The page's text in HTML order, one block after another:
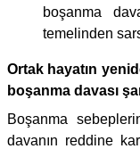
boşanma
temelinden
Ortak hayatın
boşanma davası
Boşanma
davanın reddine